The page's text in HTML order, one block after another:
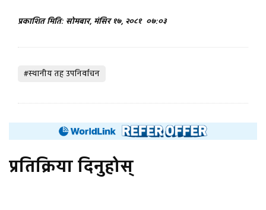
प्रकाशित मिति: सोमबार, मंसिर १७, २०८१ ०७:०३
#स्थानीय तह उपनिर्वाचन
प्रतिक्रिया दिनुहोस्